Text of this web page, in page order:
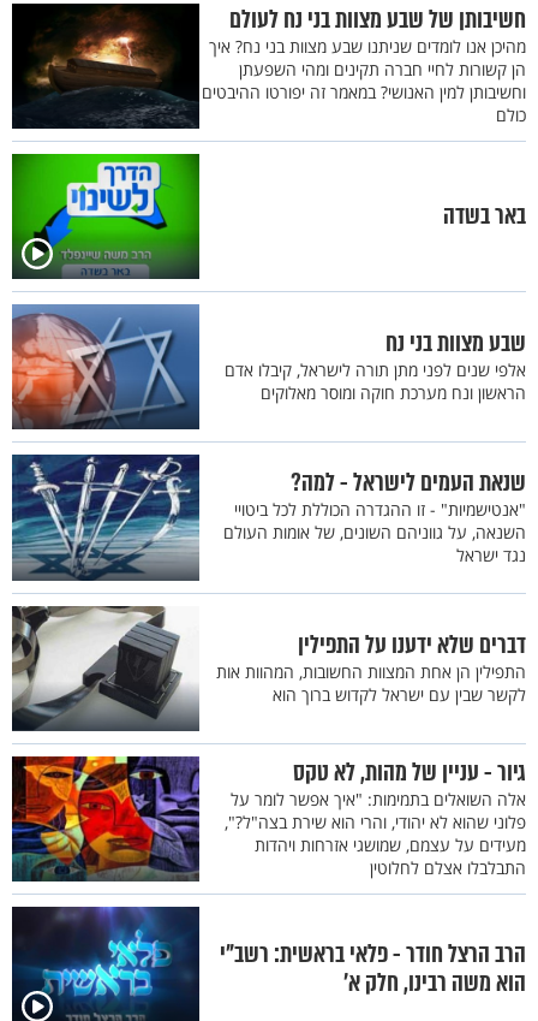
חשיבותן של שבע מצוות בני נח לעולם
מהיכן אנו לומדים שניתנו שבע מצוות בני נח? איך
הן קשורות לחיי חברה תקינים ומהי השפעתן
וחשיבותן למין האנושי? במאמר זה יפורטו ההיבטים
כולם
באר בשדה
שבע מצוות בני נח
אלפי שנים לפני מתן תורה לישראל, קיבלו אדם
הראשון ונח מערכת חוקה ומוסר מאלוקים
שנאת העמים לישראל - למה?
"אנטישמיות" - זו ההגדרה הכוללת לכל ביטויי
השנאה, על גווניהם השונים, של אומות העולם
נגד ישראל
דברים שלא ידענו על התפילין
התפילין הן אחת המצוות החשובות, המהוות אות
לקשר שבין עם ישראל לקדוש ברוך הוא
גיור - עניין של מהות, לא טקס
אלה השואלים בתמימות: "איך אפשר לומר על
פלוני שהוא לא יהודי, והרי הוא שירת בצה"ל?",
מעידים על עצמם, שמושגי אזרחות ויהדות
התבלבלו אצלם לחלוטין
הרב הרצל חודר - פלאי בראשית: רשב"י
הוא משה רבינו, חלק א’